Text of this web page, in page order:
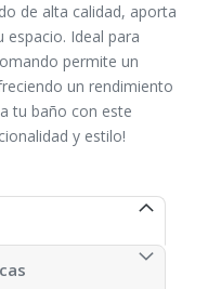
de alta calidad, aporta
Ideal para
permite un
un rendimiento
tu baño con este
y estilo!